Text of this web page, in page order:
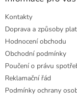
Kontakty
Doprava a způsoby
Hodnocení obchodu
Obchodní podmínky
Poučení o právu
Reklamační řád
Podmínky ochrany